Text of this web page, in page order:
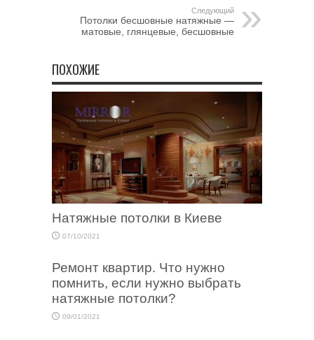
Следующий
Потолки бесшовные натяжные —
матовые, глянцевые, бесшовные
ПОХОЖИЕ
Натяжные потолки в Киеве
07/10/2021
Ремонт квартир. Что нужно
помнить, если нужно выбрать
натяжные потолки?
09/01/2021